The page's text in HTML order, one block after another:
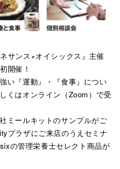
サンス×オイシックス』主催
開催！
い『運動』・『食事』につい
くはオンライン（Zoom）で受
ミールキットのサンプルがご
プラザにご来店のうえセミナ
の管理栄養士セレクト商品が